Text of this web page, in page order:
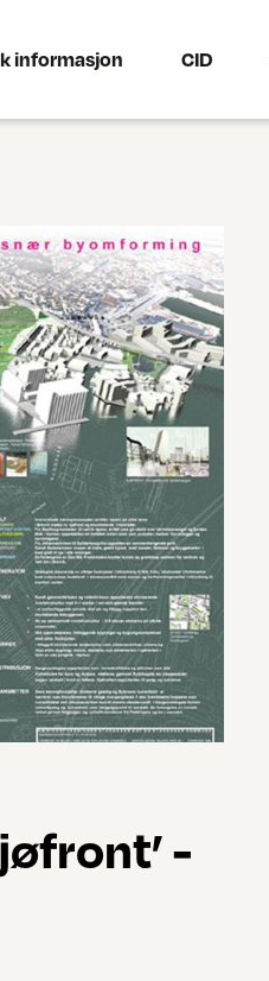
informasjon CID
-